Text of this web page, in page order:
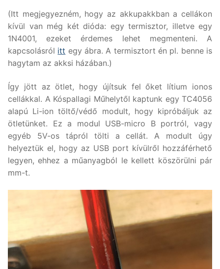
(Itt megjegyezném, hogy az akkupakkban a cellákon
kívül van még két dióda: egy termisztor, illetve egy
1N4001, ezeket érdemes lehet megmenteni. A
kapcsolásról itt egy ábra. A termisztort én pl. benne is
hagytam az akksi házában.)
Így jött az ötlet, hogy újítsuk fel őket lítium ionos
cellákkal. A Kóspallagi Műhelytől kaptunk egy TC4056
alapú Li-ion töltő/védő modult, hogy kipróbáljuk az
ötletünket. Ez a modul USB-micro B portról, vagy
egyéb 5V-os tápról tölti a cellát. A modult úgy
helyeztük el, hogy az USB port kívülről hozzáférhető
legyen, ehhez a műanyagból le kellett köszörülni pár
mm-t.